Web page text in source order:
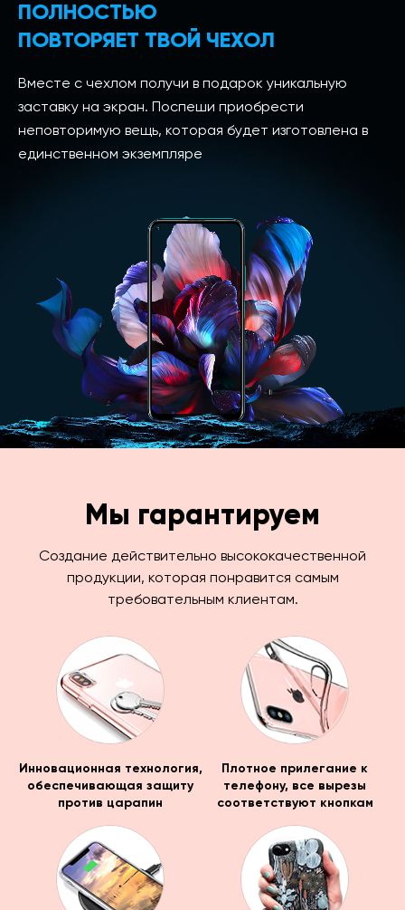
ПОЛНОСТЬЮ
ПОВТОРЯЕТ ТВОЙ ЧЕХОЛ
Вместе с чехлом получи в подарок уникальную
заставку на экран. Поспеши приобрести
неповторимую вещь, которая будет изготовлена в
единственном экземпляре
Мы гарантируем
Создание действительно высококачественной
продукции, которая понравится самым
требовательным клиентам.
Инновационная технология,
обеспечивающая защиту
против царапин
Плотное прилегание к
телефону, все вырезы
соответствуют кнопкам